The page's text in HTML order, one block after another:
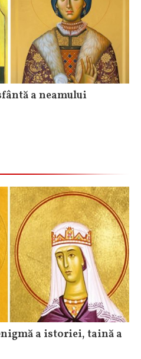
a neamului
a istoriei, taină a